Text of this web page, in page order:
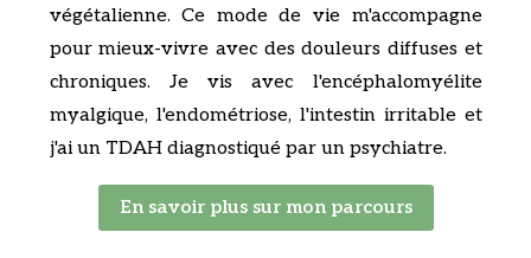
végétalienne. Ce mode de vie m'accompagne
pour mieux-vivre avec des douleurs diffuses et
chroniques. Je vis avec l'encéphalomyélite
myalgique, l'endométriose, l'intestin irritable et
j'ai un TDAH diagnostiqué par un psychiatre.
En savoir plus sur mon parcours